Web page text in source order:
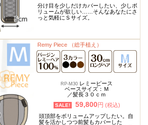
分け目を少しだけカバーしたい、少しボ
リュームが欲しい……そんなあなたにさ
っと気軽にＳサイズ。
Remy Piece （総手植え）
RP-M30 レミーピース
ベースサイズ：Ｍ
／髪長３０ｃｍ
SALE! 59,800円 (税込)
頭頂部をボリュームアップしたい。自
髪を活かしつつ前髪もカバーした